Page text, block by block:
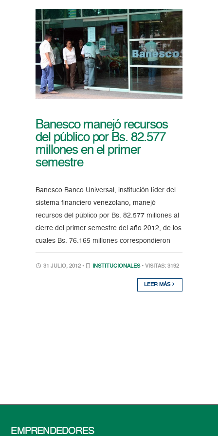
Banesco manejó recursos
del público por Bs. 82.577
millones en el primer
semestre
Banesco Banco Universal, institución líder del
sistema financiero venezolano, manejó
recursos del público por Bs. 82.577 millones al
cierre del primer semestre del año 2012, de los
cuales Bs. 76.165 millones correspondieron
31 JULIO, 2012 • INSTITUCIONALES • VISITAS: 3192
LEER MÁS
EMPRENDEDORES